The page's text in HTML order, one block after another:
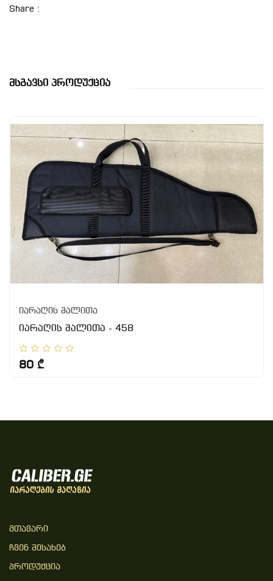
Share :
Მსგავსი Პროდუქცია
იარაღის შალითა
იარაღის შალითა - 458
80 ₾
Მთავარი
Ჩვენ Შესახებ
Პროდუქცია